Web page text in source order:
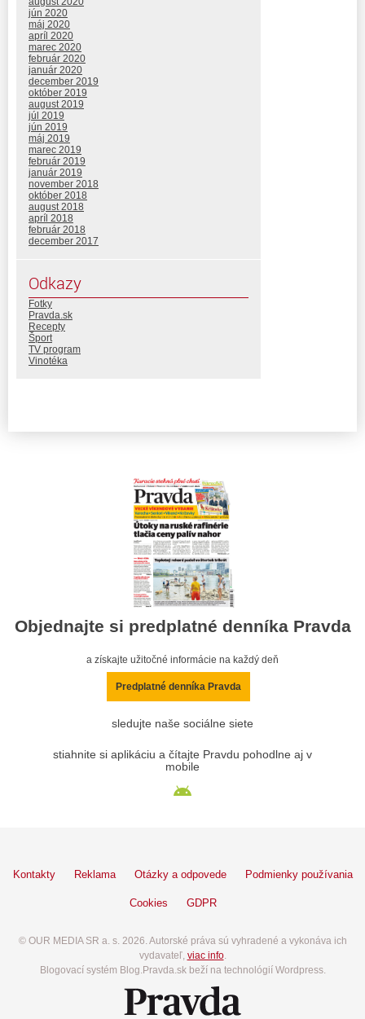
jún 2020
máj 2020
apríl 2020
marec 2020
február 2020
január 2020
december 2019
október 2019
august 2019
júl 2019
jún 2019
máj 2019
marec 2019
február 2019
január 2019
november 2018
október 2018
august 2018
apríl 2018
február 2018
december 2017
Odkazy
Fotky
Pravda.sk
Recepty
Šport
TV program
Vinotéka
Objednajte si predplatné denníka Pravda
a získajte užitočné informácie na každý deň
Predplatné denníka Pravda
sledujte naše sociálne siete
stiahnite si aplikáciu a čítajte Pravdu pohodlne aj v
mobile
Kontakty Reklama Otázky a odpovede Podmienky používania
Cookies GDPR
© OUR MEDIA SR a. s. 2026. Autorské práva sú vyhradené a vykonáva ich
vydavateľ, viac info.
Blogovací systém Blog.Pravda.sk beží na technológií Wordpress.